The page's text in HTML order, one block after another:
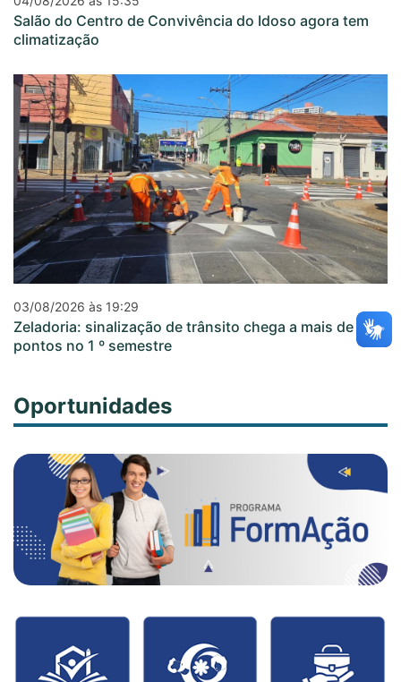
Salão do Centro de Convivência do Idoso agora tem
climatização
03/08/2026 às 19:29
Zeladoria: sinalização de trânsito chega a mais de 20
pontos no 1 º semestre
Oportunidades